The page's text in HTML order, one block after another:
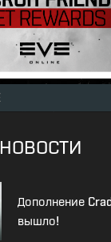
Дополнение
вышло!